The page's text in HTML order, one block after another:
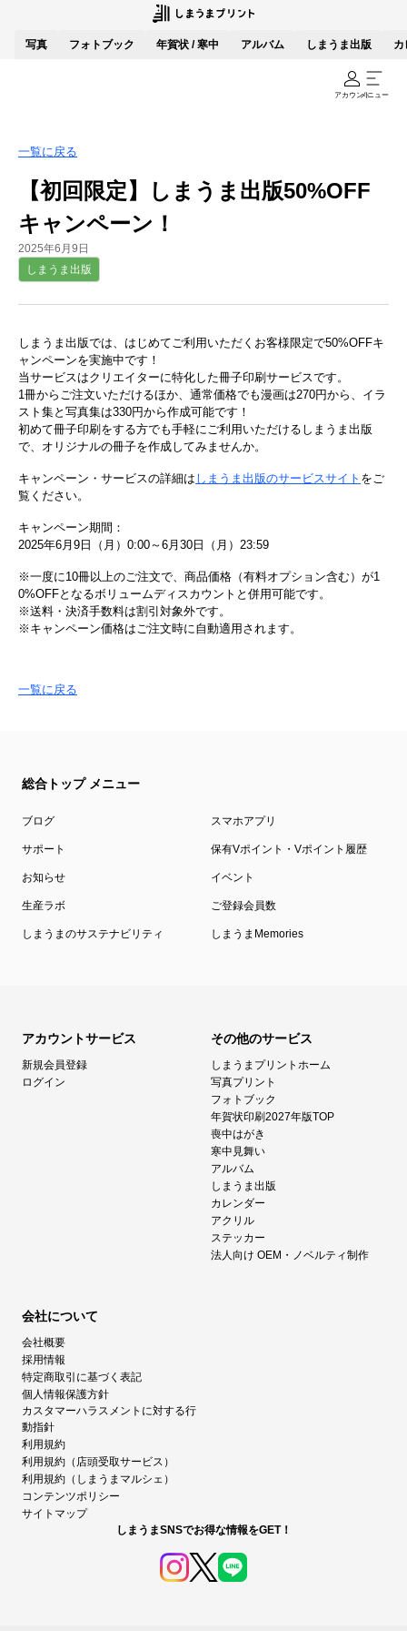
写真 フォトブック 年賀状 / 寒中 アルバム しまうま出版 カ
アカウントメニュー
一覧に戻る
【初回限定】しまうま出版50%OFF
キャンペーン！
2025年6月9日
しまうま出版
しまうま出版では、はじめてご利用いただくお客様限定で50%OFFキ
ャンペーンを実施中です！
当サービスはクリエイターに特化した冊子印刷サービスです。
1冊からご注文いただけるほか、通常価格でも漫画は270円から、イラ
スト集と写真集は330円から作成可能です！
初めて冊子印刷をする方でも手軽にご利用いただけるしまうま出版
で、オリジナルの冊子を作成してみませんか。
キャンペーン・サービスの詳細は しまうま出版のサービスサイト をご
覧ください。
キャンペーン期間：
2025年6月9日（月）0:00～6月30日（月）23:59
※一度に10冊以上のご注文で、商品価格（有料オプション含む）が1
0%OFFとなるボリュームディスカウントと併用可能です。
※送料・決済手数料は割引対象外です。
※キャンペーン価格はご注文時に自動適用されます。
一覧に戻る
総合トップ メニュー
ブログ スマホアプリ
サポート 保有Vポイント・Vポイント履歴
お知らせ イベント
生産ラボ ご登録会員数
しまうまのサステナビリティ しまうまMemories
アカウントサービス
新規会員登録
ログイン
その他のサービス
しまうまプリントホーム
写真プリント
フォトブック
年賀状印刷2027年版TOP
喪中はがき
寒中見舞い
アルバム
しまうま出版
カレンダー
アクリル
ステッカー
法人向け OEM・ノベルティ制作
会社について
会社概要
採用情報
特定商取引に基づく表記
個人情報保護方針
カスタマーハラスメントに対する行
動指針
利用規約
利用規約（店頭受取サービス）
利用規約（しまうまマルシェ）
コンテンツポリシー
サイトマップ
しまうまSNSでお得な情報をGET！